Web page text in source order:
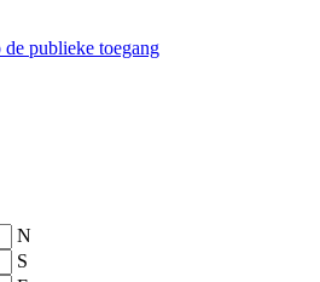
publieke toegang
N
S